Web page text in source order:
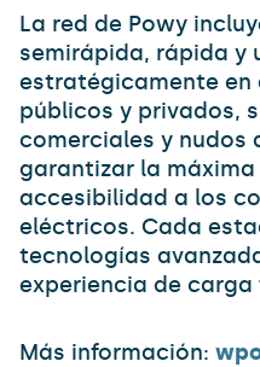
La red de Powy
semirápida, rápida y
estratégicamente en
públicos y privados,
comerciales y nudos
garantizar la
accesibilidad a los
eléctricos. Cada
tecnologías
experiencia de
Más información: